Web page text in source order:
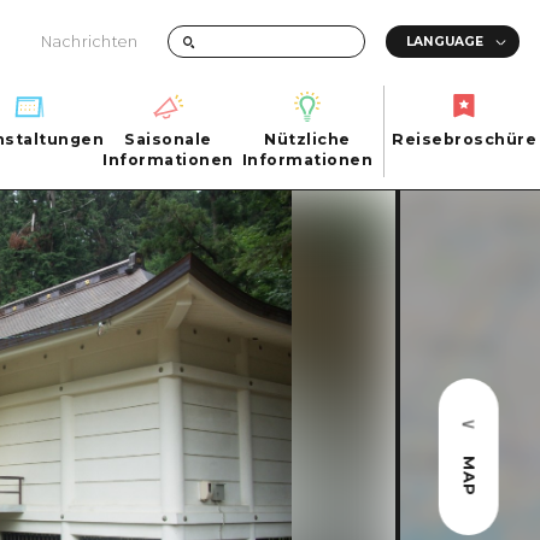
Nachrichten
City
Saisonale
Informationen
Informationen
Nützliche
Informationen
Informationen
FAQs
Foto-Download
Transportinformationen bei Katastrophen
Reisebroschüre
MAP